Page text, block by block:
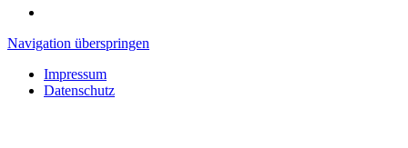
Navigation überspringen
Impressum
Datenschutz